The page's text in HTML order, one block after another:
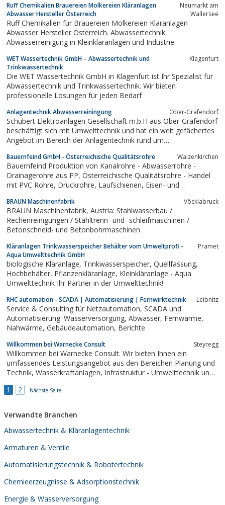
Ruff Chemikalien Brauereien Molkereien Kläranlagen
Abwasser Hersteller Österreich
Neumarkt am
Wallersee
Ruff Chemikalien für Brauereien Molkereien Kläranlagen
Abwasser Hersteller Österreich. Abwassertechnik
Abwasserreinigung in Kleinkläranlagen und Industrie
WET Wassertechnik GmbH – Abwassertechnik und
Trinkwassertechnik
Klagenfurt
Die WET Wassertechnik GmbH in Klagenfurt ist Ihr Spezialist für
Abwassertechnik und Trinkwassertechnik. Wir bieten
professionelle Lösungen für jeden Bedarf
Anlagentechnik Abwasserreiningung Ober-Grafendorf
Schubert Elektroanlagen Gesellschaft m.b.H aus Ober-Grafendorf
beschäftigt sich mit Umwelttechnik und hat ein weit gefächertes
Angebot im Bereich der Anlagentechnik rund um
mehr
Bauernfeind GmbH - Österreichische Qualitätsrohre Waizenkirchen
Bauernfeind Produktion von Kanalrohre - Abwasserrohre -
Drainagerohre aus PP, Österreichische Qualitätsrohre - Handel
mit PVC Rohre, Druckrohre, Laufschienen, Eisen- und
BRAUN Maschinenfabrik Vöcklabruck
BRAUN Maschinenfabrik, Austria: Stahlwasserbau /
Rechenreinigungen / Stahltrenn- und -schleifmaschinen /
Betonschneid- und Betonbohrmaschinen
Kläranlagen Trinkwasserspeicher Behälter vom Umweltprofi -
Aqua Umwelttechnik GmbH
Pramet
biologische Kläranlage, Trinkwasserspeicher, Quellfassung,
Hochbehälter, Pflanzenkläranlage, Kleinkläranlage - Aqua
Umwelttechnik Ihr Partner in der Umwelttechnik!
RHC automation - SCADA | Automatisierung | Fernwirktechnik Leibnitz
Service & Consulting für Netzautomation, SCADA und
Automatisierung. Wasserversorgung, Abwasser, Fernwärme,
Nahwärme, Gebäudeautomation, Berichte
Willkommen bei Warnecke Consult Steyregg
Willkommen bei Warnecke Consult. Wir bieten Ihnen ein
umfassendes Leistungsangebot aus den Bereichen Planung und
Technik, Wasserkraftanlagen, Infrastruktur - Umwelttechnik und
1 2 Nächste Seite
Verwandte Branchen
Abwassertechnik & Kläranlagentechnik
Armaturen & Ventile
Automatisierungstechnik & Robotertechnik
Chemieerzeugnisse & Adsorptionstechnik
Energie & Wasserversorgung